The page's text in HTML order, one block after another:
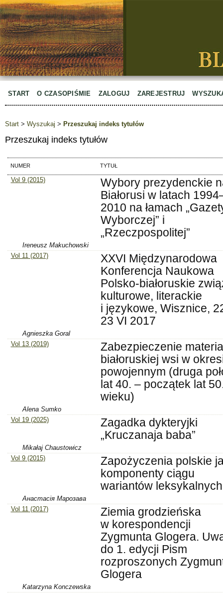
START O CZASOPIŚMIE ZALOGUJ ZAREJESTRUJ
Start > Wyszukaj > Przeszukaj indeks tytułów
Przeszukaj indeks tytułów
NUMER TYTUŁ
Vol 9 (2015)
Wybory prezydenckie
Białorusi w latach
2010 na łamach
Wyborczej” i
„Rzeczpospolitej”
Ireneusz Makuchowski
Vol 11 (2017)
XXVI Międzynarodowa
Konferencja Naukowa
Polsko-białoruskie
kulturowe, literackie
i językowe, Wisznice,
23 VI 2017
Agnieszka Goral
Vol 13 (2019)
Zabezpieczenie
białoruskiej wsi w
powojennym (druga
lat 40. – początek lat
wieku)
Alena Sumko
Vol 19 (2025)
Zagadka dykteryjki
„Kruczanaja baba”
Mikałaj Chaustowicz
Vol 9 (2015)
Zapożyczenia polskie
komponenty ciągu
wariantów leksykalnych
Анастасія Марозава
Vol 11 (2017)
Ziemia grodzieńska
w korespondencji
Zygmunta Glogera.
do 1. edycji Pism
rozproszonych
Glogera
Katarzyna Konczewska